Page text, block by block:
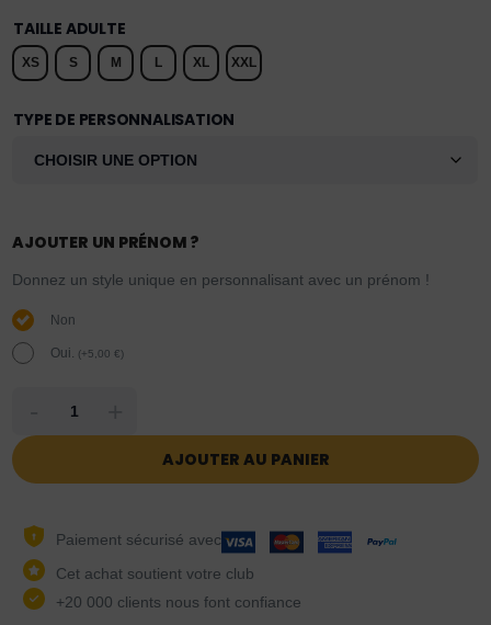
TAILLE ADULTE
XS S M L XL XXL
TYPE DE PERSONNALISATION
AJOUTER UN PRÉNOM ?
Donnez un style unique en personnalisant avec un prénom !
Non
Oui. (+5,00€)
AJOUTER AU PANIER
Paiement sécurisé avec
Cet achat soutient votre club
+20 000 clients nous font confiance